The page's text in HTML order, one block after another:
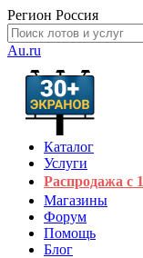
Регион Россия
Au.ru
Каталог
Услуги
Распродажа с 1
Магазины
Форум
Помощь
Блог